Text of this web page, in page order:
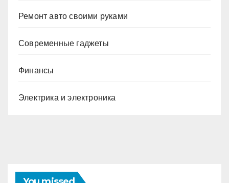
Ремонт авто своими руками
Современные гаджеты
Финансы
Электрика и электроника